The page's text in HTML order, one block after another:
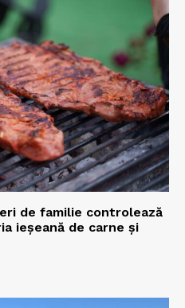
de familie controlează
ieșeană de carne și